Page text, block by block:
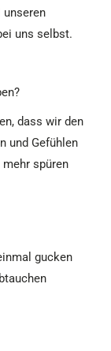
unseren
uns selbst.
dass wir den
und Gefühlen
spüren
gucken